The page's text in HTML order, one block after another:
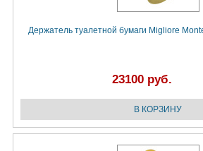
Держатель туалетной бумаги Migliore
23100 руб.